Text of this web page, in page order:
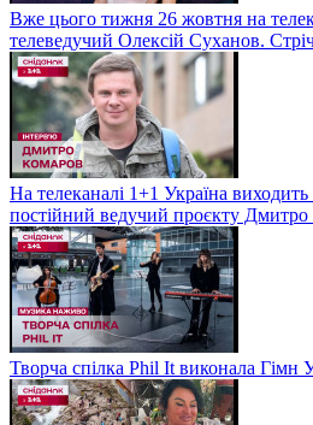
Вже цього тижня 26 жовтня на
телеведучий Олексій Суханов.
На телеканалі 1+1 Україна
постійний ведучий проєкту
Творча спілка Phil It виконала Гімн